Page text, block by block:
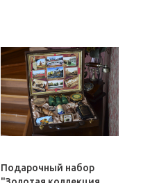
Подарочный набор